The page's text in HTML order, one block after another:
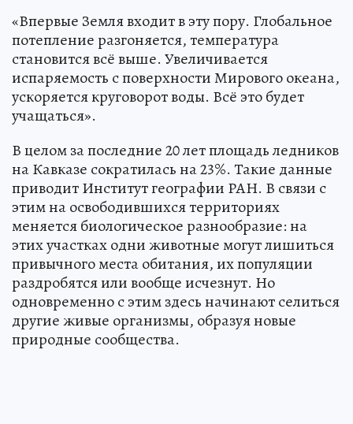
«Впервые Земля входит в эту пору. Глобальное
потепление разгоняется, температура
становится всё выше. Увеличивается
испаряемость с поверхности Мирового океана,
ускоряется круговорот воды. Всё это будет
учащаться».
В целом за последние 20 лет площадь ледников
на Кавказе сократилась на 23%. Такие данные
приводит Институт географии РАН. В связи с
этим на освободившихся территориях
меняется биологическое разнообразие: на
этих участках одни животные могут лишиться
привычного места обитания, их популяции
раздробятся или вообще исчезнут. Но
одновременно с этим здесь начинают селиться
другие живые организмы, образуя новые
природные сообщества.